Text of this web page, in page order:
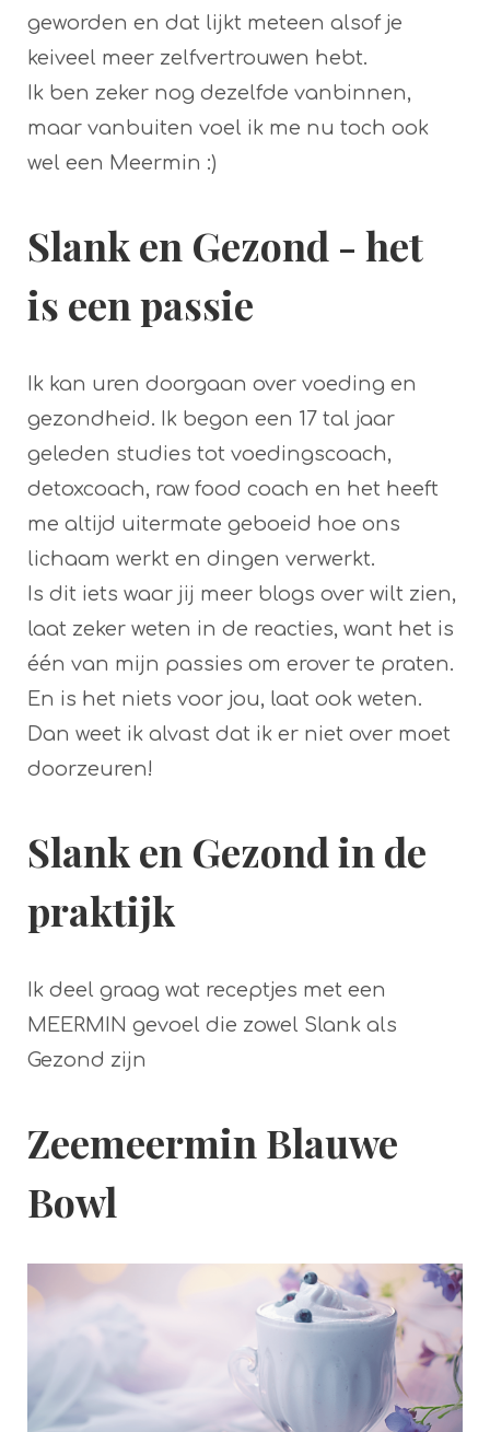
geworden en dat lijkt meteen alsof je
keiveel meer zelfvertrouwen hebt.
Ik ben zeker nog dezelfde vanbinnen,
maar vanbuiten voel ik me nu toch ook
wel een Meermin :)
Slank en Gezond - het
is een passie
Ik kan uren doorgaan over voeding en
gezondheid. Ik begon een 17 tal jaar
geleden studies tot voedingscoach,
detoxcoach, raw food coach en het heeft
me altijd uitermate geboeid hoe ons
lichaam werkt en dingen verwerkt.
Is dit iets waar jij meer blogs over wilt zien,
laat zeker weten in de reacties, want het is
één van mijn passies om erover te praten.
En is het niets voor jou, laat ook weten.
Dan weet ik alvast dat ik er niet over moet
doorzeuren!
Slank en Gezond in de
praktijk
Ik deel graag wat receptjes met een
MEERMIN gevoel die zowel Slank als
Gezond zijn
Zeemeermin Blauwe
Bowl